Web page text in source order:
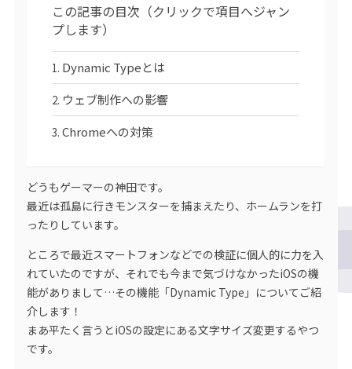
この記事の目次（クリックで項目へジャン
プします）
Dynamic Typeとは
ウェブ制作への影響
Chromeへの対策
どうもゲーマーの神田です。
最近は孤島に行きモンスターを捕まえたり、ホームランを打
ったりしています。
ところで最近スマートフォンなどでの検証に個人的に力を入
れていたのですが、それでも今まで気づけなかったiOSの機
能がありまして…その機能「Dynamic Type」についてご紹
介します！
まあ平たく言うとiOSの設定にある文字サイズ変更するやつ
です。